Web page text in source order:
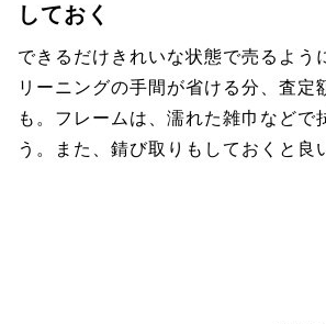
しておく
できるだけきれいな状態で売るよう
リーニングの手間が省ける分、査定
も。フレームは、濡れた雑巾などで
う。また、錆び取りもしておくと良